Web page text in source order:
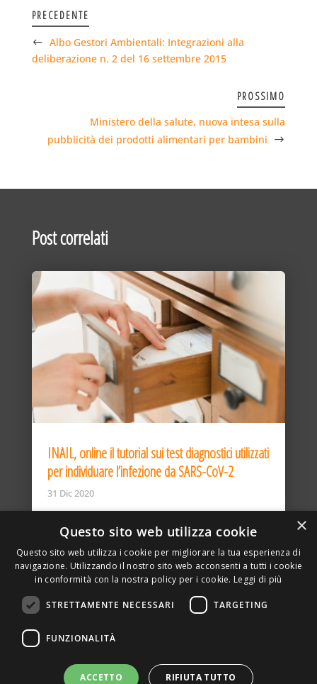
PRECEDENTE
Albo Gestori Ambientali: Integrazioni alla
deliberazione n. 2 del 16 settembre 2015
PROSSIMO
Ministero della salute, nuova intesa sulla
pubblicità dei prodotti alimentari per bambini
Post correlati
INAIL, online il tutorial sui test diagnostici utilizzati
per individuare l’infezione da SARS-CoV-2
31 Dic 2020
DELLA TORRE, 15 – 20127 – MILANO – P. IVA
SITO REALIZZATO DA GRAFICAEFOTO WEB AGENCY –
×
Questo sito web utilizza cookie
Questo sito web utilizza i cookie per migliorare la tua esperienza di
navigazione. Utilizzando il nostro sito web acconsenti a tutti i cookie
in conformità con la nostra policy per i cookie. Leggi di più
STRETTAMENTE NECESSARI TARGETING
FUNZIONALITÀ
ACCETTO RIFIUTA TUTTO